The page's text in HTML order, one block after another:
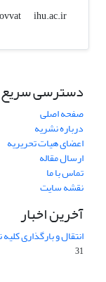
mokhovvat
ihu.ac.ir
دسترسی سریع
صفحه اصلی
درباره نشریه
اعضای هیات تحریریه
ارسال مقاله
تماس با ما
نقشه سایت
آخرین اخبار
انتقال و بارگذاری
31